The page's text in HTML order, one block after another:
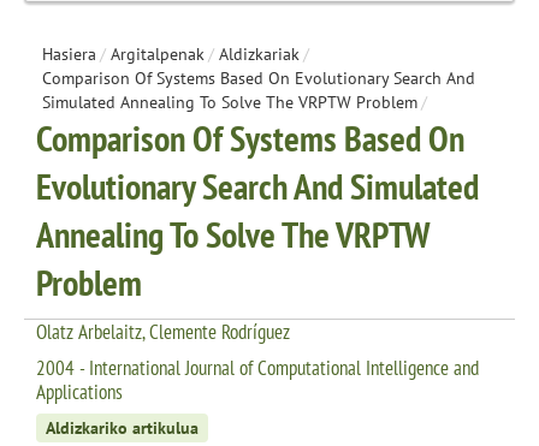
Hasiera / Argitalpenak/ Aldizkariak/
Comparison Of Systems Based On Evolutionary Search And
Simulated Annealing To Solve The VRPTW Problem/
Comparison Of Systems Based On
Evolutionary Search And Simulated
Annealing To Solve The VRPTW
Problem
Olatz Arbelaitz, Clemente Rodríguez
2004 - International Journal of Computational Intelligence and
Applications
Aldizkariko artikulua